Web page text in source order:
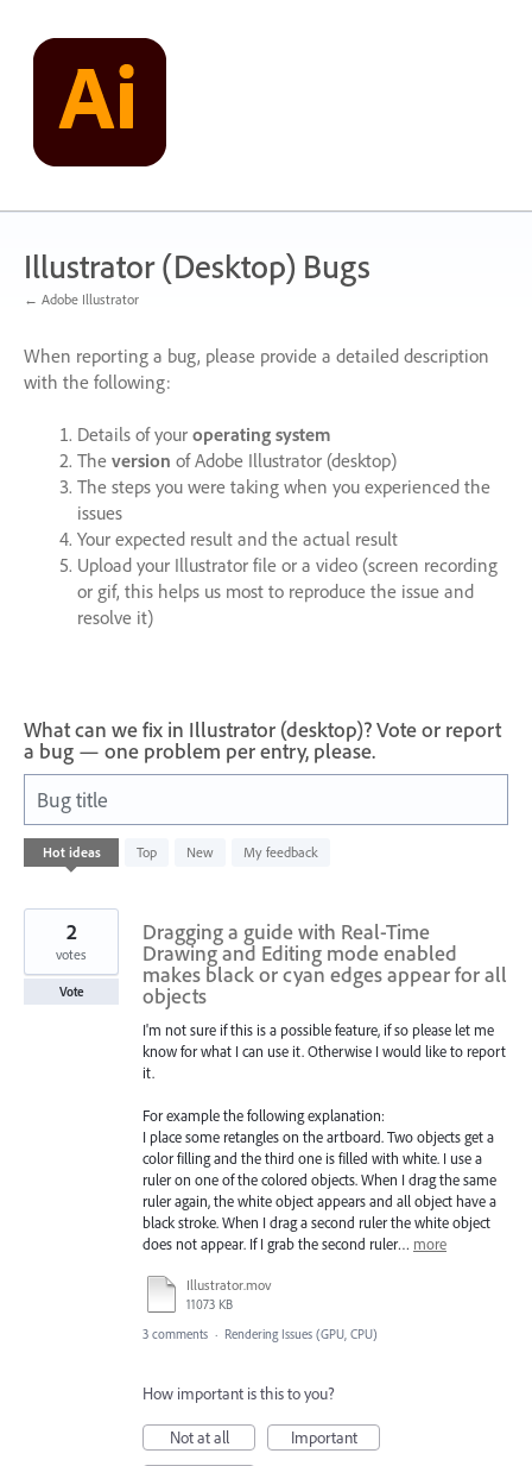
content
Illustrator (Desktop) Bugs
← Adobe Illustrator
When reporting a bug, please provide a detailed description
with the following:
Details of your operating system
The version of Adobe Illustrator (desktop)
The steps you were taking when you experienced the
issues
Your expected result and the actual result
Upload your Illustrator file or a video (screen recording
or gif, this helps us most to reproduce the issue and
resolve it)
What can we fix in Illustrator (desktop)? Vote or report
a bug — one problem per entry, please.
Bug title
Hot ideas Top New My feedback
10
results
Dragging a guide with Real-Time
Drawing and Editing mode enabled
makes black or cyan edges appear for all
objects
I'm not sure if this is a possible feature, if so please let me
know for what I can use it. Otherwise I would like to report
it.
For example the following explanation:
I place some retangles on the artboard. Two objects get a
color filling and the third one is filled with white. I use a
ruler on one of the colored objects. When I drag the same
ruler again, the white object appears and all object have a
black stroke. When I drag a second ruler the white object
does not appear. If I grab the second ruler… more
Illustrator.mov
11073 KB
2
votes
Vote
3 comments · Rendering Issues (GPU, CPU)
How important is this to you?
Not at all
Important